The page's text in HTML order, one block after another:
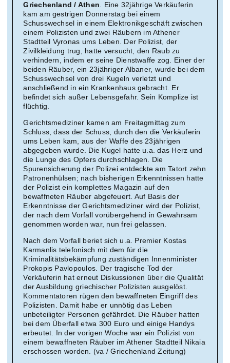
Griechenland / Athen. Eine 32jährige Verkäuferin
kam am gestrigen Donnerstag bei einem
Schusswechsel in einem Elektronikgeschäft zwischen
einem Polizisten und zwei Räubern im Athener
Stadtteil Vyronas ums Leben. Der Polizist, der
Zivilkleidung trug, hatte versucht, den Raub zu
verhindern, indem er seine Dienstwaffe zog. Einer der
beiden Räuber, ein 23jähriger Albaner, wurde bei dem
Schusswechsel von drei Kugeln verletzt und
anschließend in ein Krankenhaus gebracht. Er
befindet sich außer Lebensgefahr. Sein Komplize ist
flüchtig.
Gerichtsmediziner kamen am Freitagmittag zum
Schluss, dass der Schuss, durch den die Verkäuferin
ums Leben kam, aus der Waffe des 23jährigen
abgegeben wurde. Die Kugel hatte u.a. das Herz und
die Lunge des Opfers durchschlagen. Die
Spurensicherung der Polizei entdeckte am Tatort zehn
Patronenhülsen; nach bisherigen Erkenntnissen hatte
der Polizist ein komplettes Magazin auf den
bewaffneten Räuber abgefeuert. Auf Basis der
Erkenntnisse der Gerichtsmediziner wird der Polizist,
der nach dem Vorfall vorübergehend in Gewahrsam
genommen worden war, nun frei gelassen.
Nach dem Vorfall beriet sich u.a. Premier Kostas
Karmanlis telefonisch mit dem für die
Kriminalitätsbekämpfung zuständigen Innenminister
Prokopis Pavlopoulos. Der tragische Tod der
Verkäuferin hat erneut Diskussionen über die Qualität
der Ausbildung griechischer Polizisten ausgelöst.
Kommentatoren rügen den bewaffneten Eingriff des
Polizisten. Damit habe er unnötig das Leben
unbeteiligter Personen gefährdet. Die Räuber hatten
bei dem Überfall etwa 300 Euro und einige Handys
erbeutet. In der vorigen Woche war ein Polizist von
einem bewaffneten Räuber im Athener Stadtteil Nikaia
erschossen worden. (va / Griechenland Zeitung)